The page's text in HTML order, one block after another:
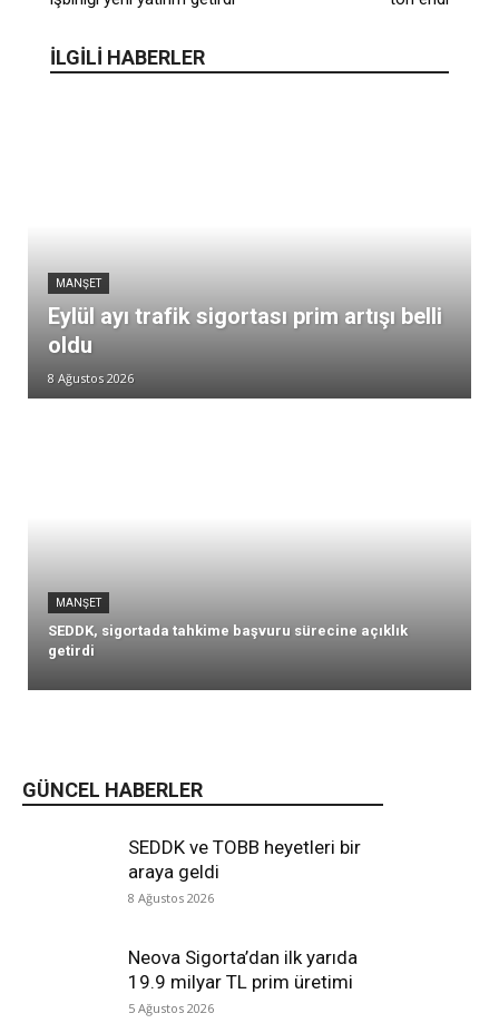
GÜNCEL HABERLER
SEDDK ve TOBB heyetleri bir
araya geldi
8 Ağustos 2026
Neova Sigorta’dan ilk yarıda
19.9 milyar TL prim üretimi
5 Ağustos 2026
İLGİLİ HABERLER
MANŞET
Eylül ayı trafik sigortası prim artışı belli
oldu
8 Ağustos 2026
MANŞET
SEDDK, sigortada tahkime başvuru sürecine açıklık
getirdi